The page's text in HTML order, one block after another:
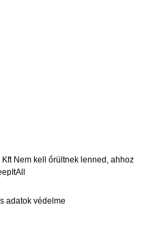
Nem kell őrültnek lenned, ahhoz
adatok védelme